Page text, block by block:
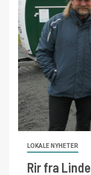
LOKALE NYHETER
Rir fra